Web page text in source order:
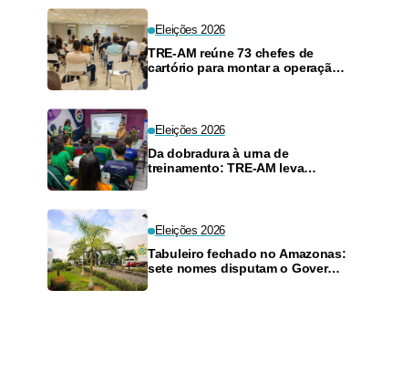
Eleições 2026
TRE-AM reúne 73 chefes de
cartório para montar a operação
Eleições 2026
Da dobradura à urna de
treinamento: TRE-AM leva
Eleições 2026
Tabuleiro fechado no Amazonas:
sete nomes disputam o Governo